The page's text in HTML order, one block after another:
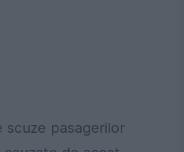
scuze pasagerilor